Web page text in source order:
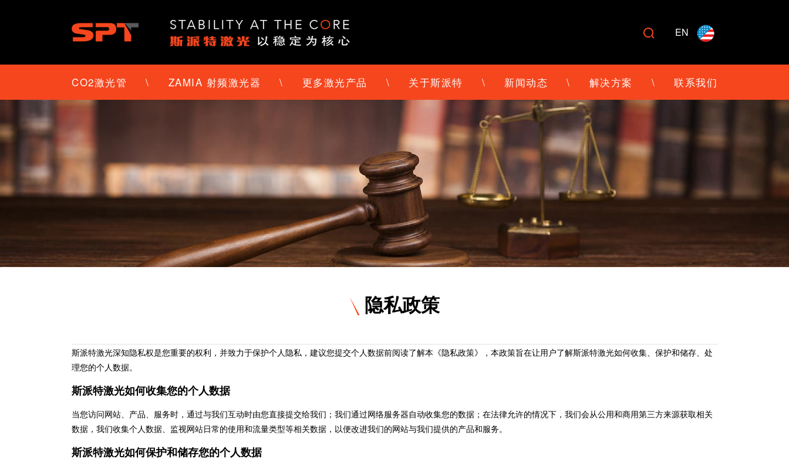
 EN
CO2激光管 \ ZAMIA 射频激光器 \ 更多激光产品 \ 关于斯派特 \ 新闻动态 \ 解决方案 \ 联系我们
隐私政策
斯派特激光深知隐私权是您重要的权利，并致力于保护个人隐私，建议您提交个人数据前阅读了解本《隐私政策》，本政策旨在让用户了解斯派特激光如何收集、保护和储存、处
理您的个人数据。
斯派特激光如何收集您的个人数据
当您访问网站、产品、服务时，通过与我们互动时由您直接提交给我们；我们通过网络服务器自动收集您的数据；在法律允许的情况下，我们会从公用和商用第三方来源获取相关
数据，我们收集个人数据、监视网站日常的使用和流量类型等相关数据，以便改进我们的网站与我们提供的产品和服务。
斯派特激光如何保护和储存您的个人数据